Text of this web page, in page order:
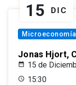
15 DIC
Jonas Hjort,
15 de
15:30